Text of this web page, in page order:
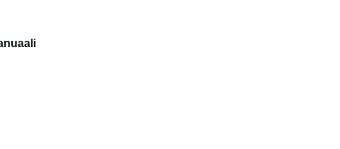
hengelle, joten ruokailuvälineiden, astioiden, pannujen,
käytettävissä. Keittiössä on Nespresso-